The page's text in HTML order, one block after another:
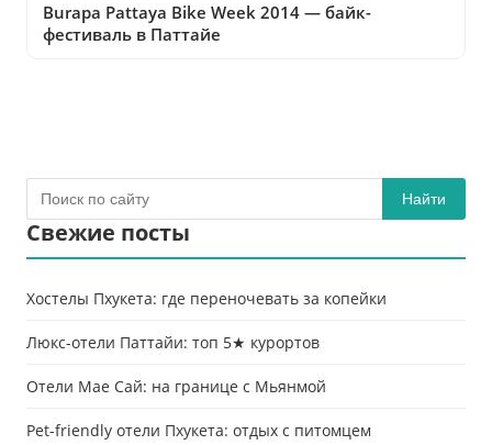
Burapa Pattaya Bike Week 2014 — байк-
фестиваль в Паттайе
Найти
Свежие посты
Хостелы Пхукета: где переночевать за копейки
Люкс-отели Паттайи: топ 5★ курортов
Отели Мае Сай: на границе с Мьянмой
Pet-friendly отели Пхукета: отдых с питомцем